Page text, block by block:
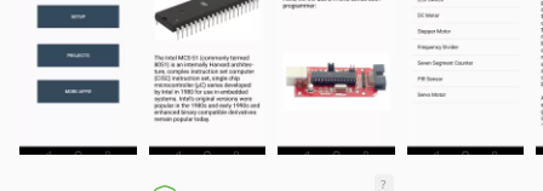
?